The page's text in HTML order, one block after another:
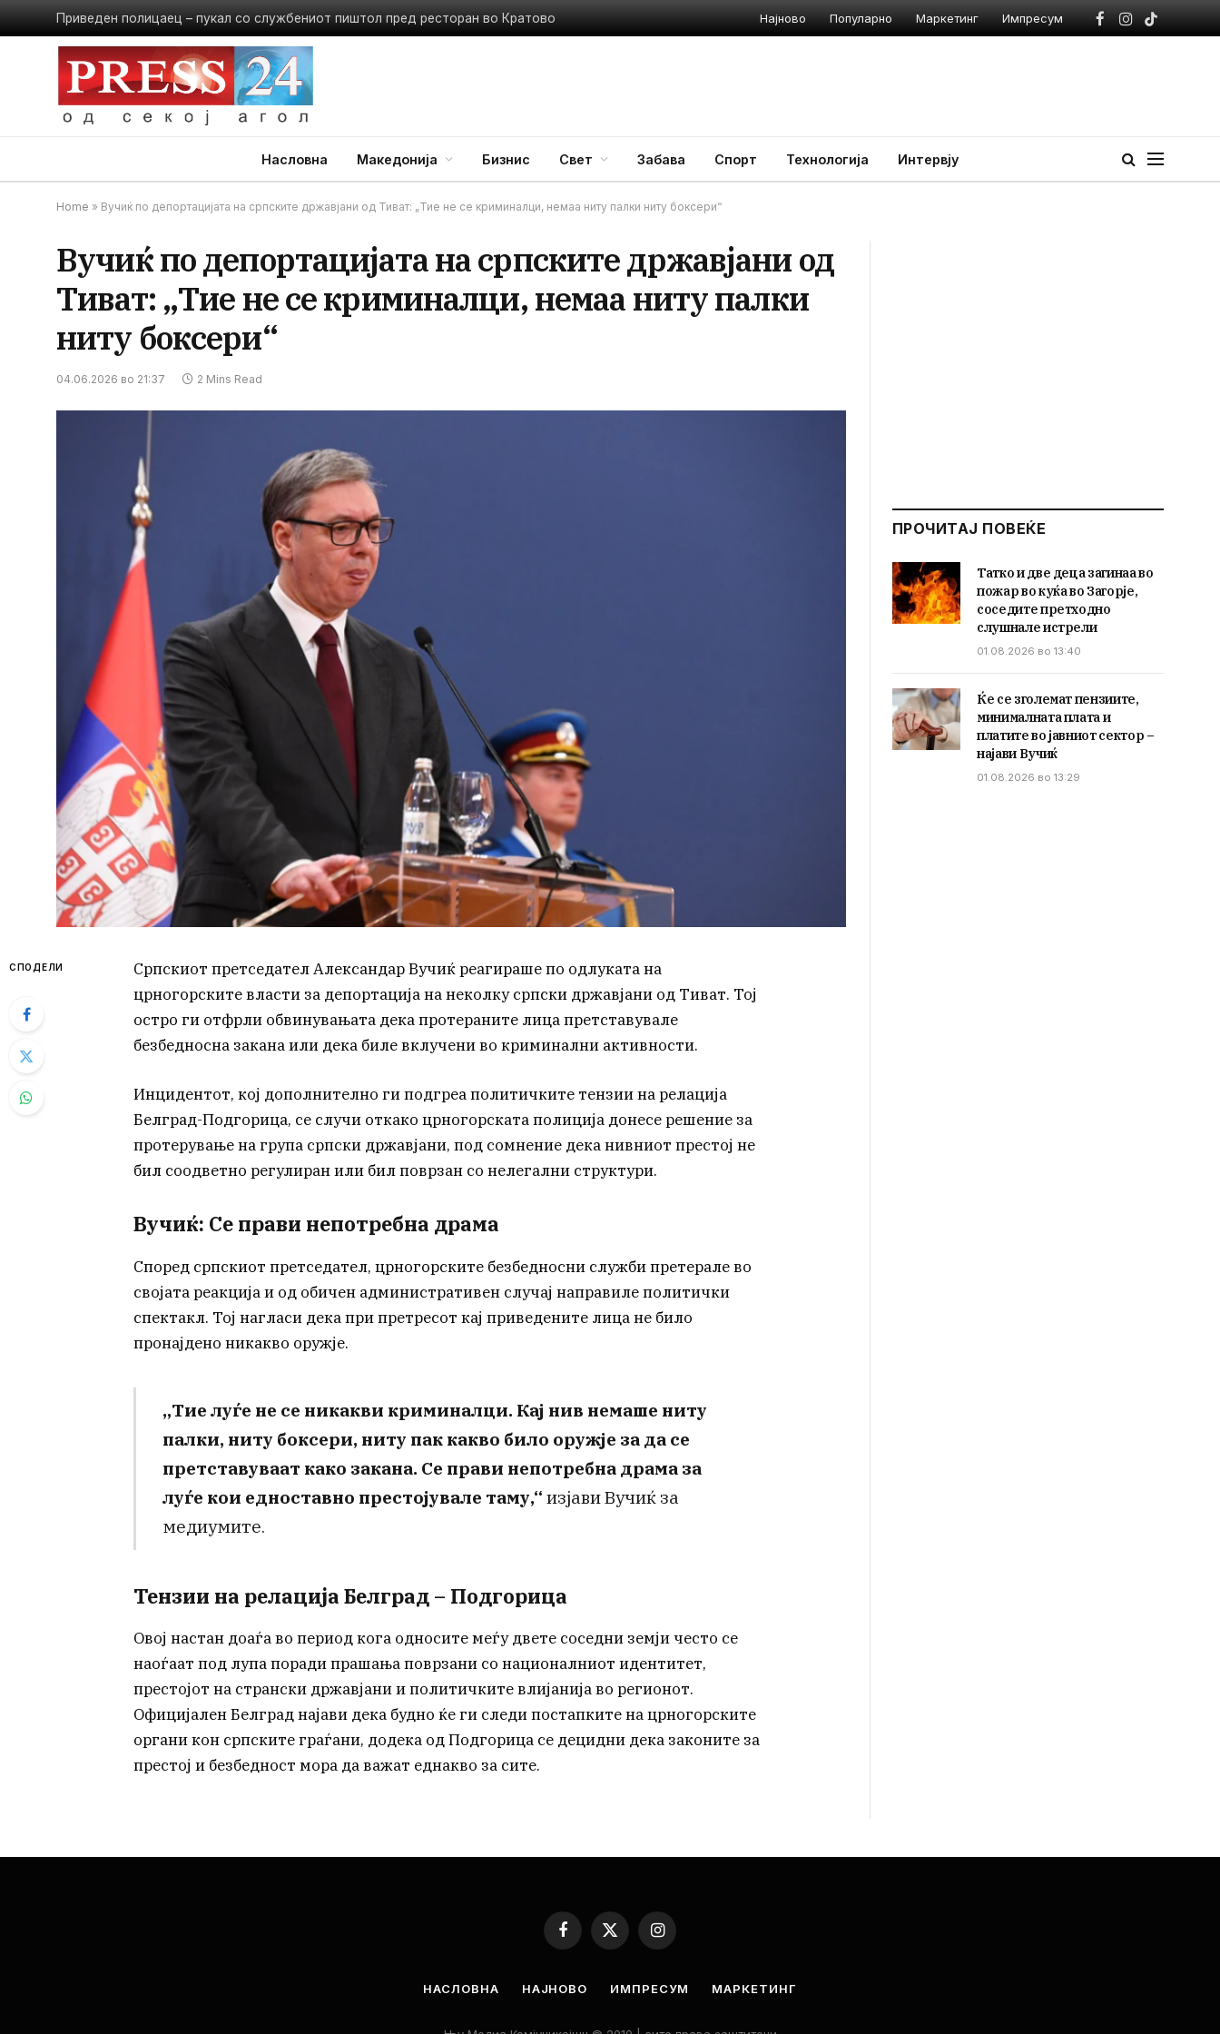
Приведен полицаец – пукал со службениот пиштол пред ресторан во Кратово Најново Популарно Маркетинг Импресум
Facebook
Instagram
TikTok
Насловна Македонија Бизнис Свет Забава Спорт Технологија Интервју
Home » Вучиќ по депортацијата на српските државјани од Тиват: „Тие не се криминалци, немаа ниту палки ниту боксери“
Вучиќ по депортацијата на српските државјани од
Тиват: „Тие не се криминалци, немаа ниту палки
ниту боксери“
04.06.2026 во 21:37 2 Mins Read
СПОДЕЛИ
Српскиот претседател Александар Вучиќ реагираше по одлуката на
црногорските власти за депортација на неколку српски државјани од Тиват. Тој
остро ги отфрли обвинувањата дека протераните лица претставувале
безбедносна закана или дека биле вклучени во криминални активности.
Инцидентот, кој дополнително ги подгреа политичките тензии на релација
Белград-Подгорица, се случи откако црногорската полиција донесе решение за
протерување на група српски државјани, под сомнение дека нивниот престој не
бил соодветно регулиран или бил поврзан со нелегални структури.
Вучиќ: Се прави непотребна драма
Според српскиот претседател, црногорските безбедносни служби претерале во
својата реакција и од обичен административен случај направиле политички
спектакл. Тој нагласи дека при претресот кај приведените лица не било
пронајдено никакво оружје.
„Тие луѓе не се никакви криминалци. Кај нив немаше ниту
палки, ниту боксери, ниту пак какво било оружје за да се
претставуваат како закана. Се прави непотребна драма за
луѓе кои едноставно престојувале таму,“ изјави Вучиќ за
медиумите.
Тензии на релација Белград – Подгорица
Овој настан доаѓа во период кога односите меѓу двете соседни земји често се
наоѓаат под лупа поради прашања поврзани со националниот идентитет,
престојот на странски државјани и политичките влијанија во регионот.
Официјален Белград најави дека будно ќе ги следи постапките на црногорските
органи кон српските граѓани, додека од Подгорица се децидни дека законите за
престој и безбедност мора да важат еднакво за сите.
ПРОЧИТАЈ ПОВЕЌЕ
Татко и две деца загинаа во
пожар во куќа во Загорје,
соседите претходно
слушнале истрели
01.08.2026 во 13:40
Ќе се зголемат пензиите,
минималната плата и
платите во јавниот сектор –
најави Вучиќ
01.08.2026 во 13:29
Facebook
X
(Twitter)
Instagram
НАСЛОВНА НАЈНОВО ИМПРЕСУМ МАРКЕТИНГ